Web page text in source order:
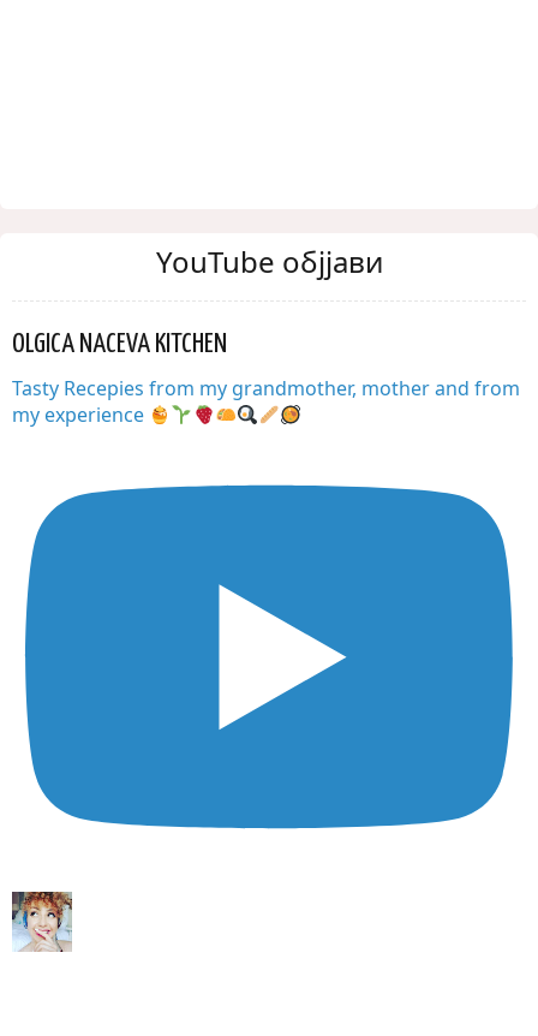
YouTube објјави
OLGICA NACEVA KITCHEN
Tasty Recepies from my grandmother, mother and from
my experience